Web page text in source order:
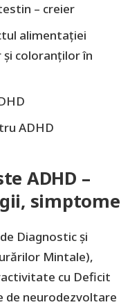
– creier
alimentației
coloranților în
ADHD
ADHD –
simptome
Diagnostic și
Mintale),
cu Deficit
de neurodezvoltare